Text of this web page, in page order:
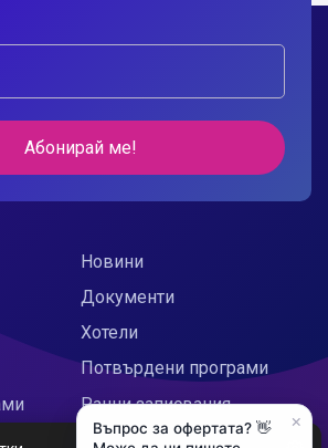
Абонирай ме!
Новини
Документи
Хотели
Потвърдени програми
Ранни записвания
Празнични предложения
×
Въпрос за офертата? 👋